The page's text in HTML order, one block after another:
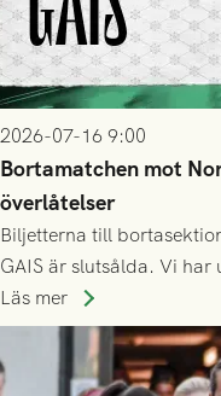
2026-07-16 9:00
Bortamatchen mot
överlåtelser
Biljetterna till
GAIS är slutsålda. Vi
ännu inte har någon
inte själv överlåta din
Läs mer